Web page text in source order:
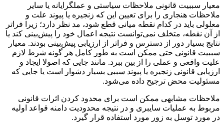
معیار سببیت قانونی ملاحظات سیاستی و عملگرایانه یا سایر
ملاحظات هنجاری را برای تعیین این که زنجیره یا پیوند علت و
معلولی باید در کدام نقطه میانی قطع شود، مد نظر دارد؛ زیرا فراتر
از آن نقطه، متخلف نمی‌توانست نتیجه اعمال خود را پیش‌بینی کند یا
نتایج بسیار دور از دسترس و فراتر از ارزیابی پیش‌بینی بودند. معیار
سببیت قانونی حتی ممکن است به طور کامل هر گونه شرط لازم
علیت واقعی و عملی را از بین ببرد. مانند جایی که اصولا ایجاد و
ارزیابی قانونی زنجیره یا پیوند سببی بسیار دشوار است یا جایی که
مسئولیت محض ترجیح داده می‌شود.
ملاحظات مشابهی ممکن است برای محدود کردن اثرات قانونی
مربوط به عملیات سایبری و در نتیجه محدودیت دامنه قواعد اولیه
در مورد توسل به زور مورد استفاده قرار گیرد.